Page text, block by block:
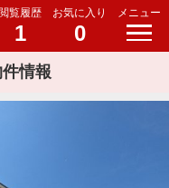
覧履歴
1
お気に入り
0
メニュー
情報